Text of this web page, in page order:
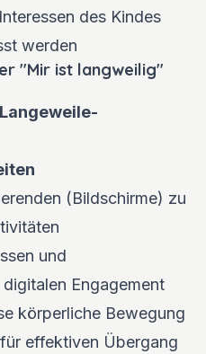
des Kindes
werden
"Mir ist langweilig"
(Bildschirme) zu
und
Engagement
körperliche Bewegung
effektiven Übergang